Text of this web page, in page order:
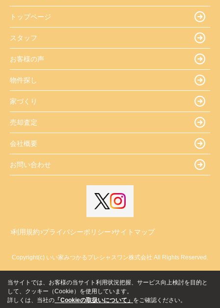
トップページ
スタッフ
お客様の声
物件探し
家づくり
売却査定
会社概要
お問い合わせ
利用規約 プライバシーポリシー サイトマップ
Copyright(c) いい家みつかるプレシャスワン株式会社 All Rights Reserved.
当サイトでは、お客様の当サイト利用状況把握、サービス向上検討を目的と
して、クッキー（Cookie）を使用しています。
詳しくは、当社の 「Cookieの取扱いについて」 をご確認ください。